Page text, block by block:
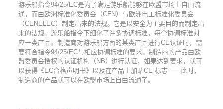
游乐船指令94/25/EC是为了满足游乐船能够在欧盟市场上自由流
通，而由欧洲标准化委员会（CEN）与欧洲电工标准化委员会
（CENELEC）制定出来的法规。它是以安全为主要目的而制定出
来的法规。游乐船指令下细化了许多协调标准，每个协调标准对
应一类产品。制造商对游乐船方面的某类产品进行CE认证时，需
要符合指令94/25/EC与相应协调标准的要求。制造商的产品由欧
盟委员会授权的认证机构（NB）进行认证，如果达到要求，就可
以获得《EC合格声明书》以及在产品上加贴CE 标志——此时，
制造商的产品就可以在欧盟市场上自由流通了。